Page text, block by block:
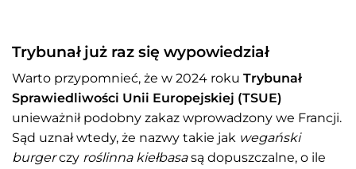
Trybunał już raz się wypowiedział
Warto przypomnieć, że w 2024 roku Trybunał
Sprawiedliwości Unii Europejskiej (TSUE)
unieważnił podobny zakaz wprowadzony we Francji.
Sąd uznał wtedy, że nazwy takie jak wegański
burgerczy roślinna kiełbasasą dopuszczalne, o ile